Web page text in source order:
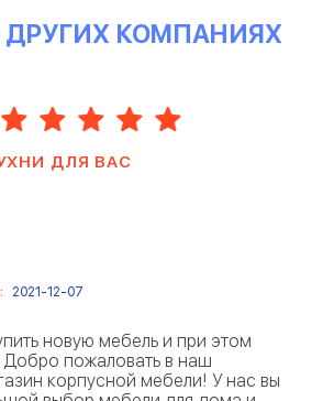
КОМПАНИЯХ
ДЛЯ ВАС
2021-12-07
новую мебель и при этом
Добро пожаловать в наш
корпусной мебели! У нас вы